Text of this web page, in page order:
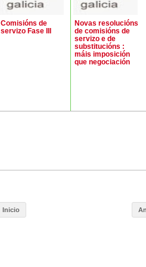
Comisións de
servizo Fase III
Novas resolucións
de comisións de
servizo e de
substitucións :
máis imposición
que negociación
Inicio